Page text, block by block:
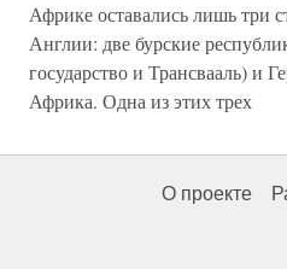
Африке оставались лишь три
Англии: две бурские
государство и Трансвааль) и
Африка. Одна из этих трех
О проекте